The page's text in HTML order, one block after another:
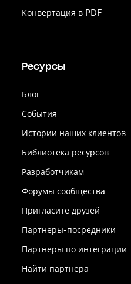
Конвертация в PDF
Ресурсы
Блог
События
Истории наших клиентов
Библиотека ресурсов
Разработчикам
Форумы сообщества
Пригласите друзей
Партнеры-посредники
Партнеры по интеграции
Найти партнера